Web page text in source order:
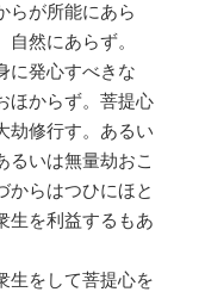
らが所能にあら
然にあらず。
に発心すべきな
ほからず。菩提心
劫修行す。あるい
るいは無量劫おこ
からはつひにほと
生を利益するもあ
生をして菩提心を